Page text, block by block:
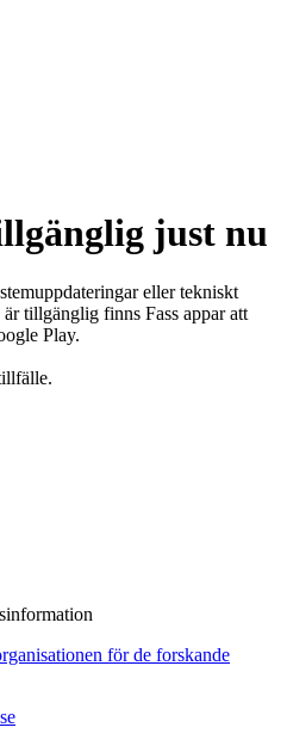
just nu
eller tekniskt
tillgänglig finns Fass appar att
Play.
för de forskande